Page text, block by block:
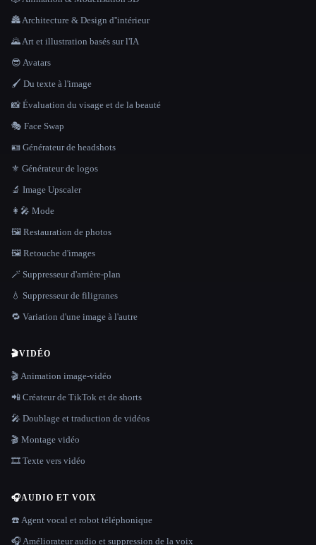
🏯 Architecture & Design d''intérieur
🌄 Art et illustration basés sur l'IA
😎 Avatars
🖌️ Du texte à l'image
📸 Évaluation du visage et de la beauté
🎭 Face Swap
🪪 Générateur de headshots
⚜️ Générateur de logos
🔬 Image Upscaler
👩‍🎤 Mode
🖼️ Restauration de photos
🖼️ Retouche d'images
🪄 Suppresseur d'arrière-plan
💧 Suppresseur de filigranes
🔁 Variation d'une image à l'autre
🎬VIDÉO
🎬 Animation image-vidéo
📲 Créateur de TikTok et de shorts
🎤 Doublage et traduction de vidéos
🎬 Montage vidéo
🎞️ Texte vers vidéo
🎧AUDIO ET VOIX
☎️ Agent vocal et robot téléphonique
🎧 Améliorateur audio et suppression de la voix